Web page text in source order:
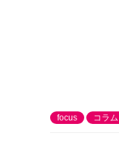
focus コラム